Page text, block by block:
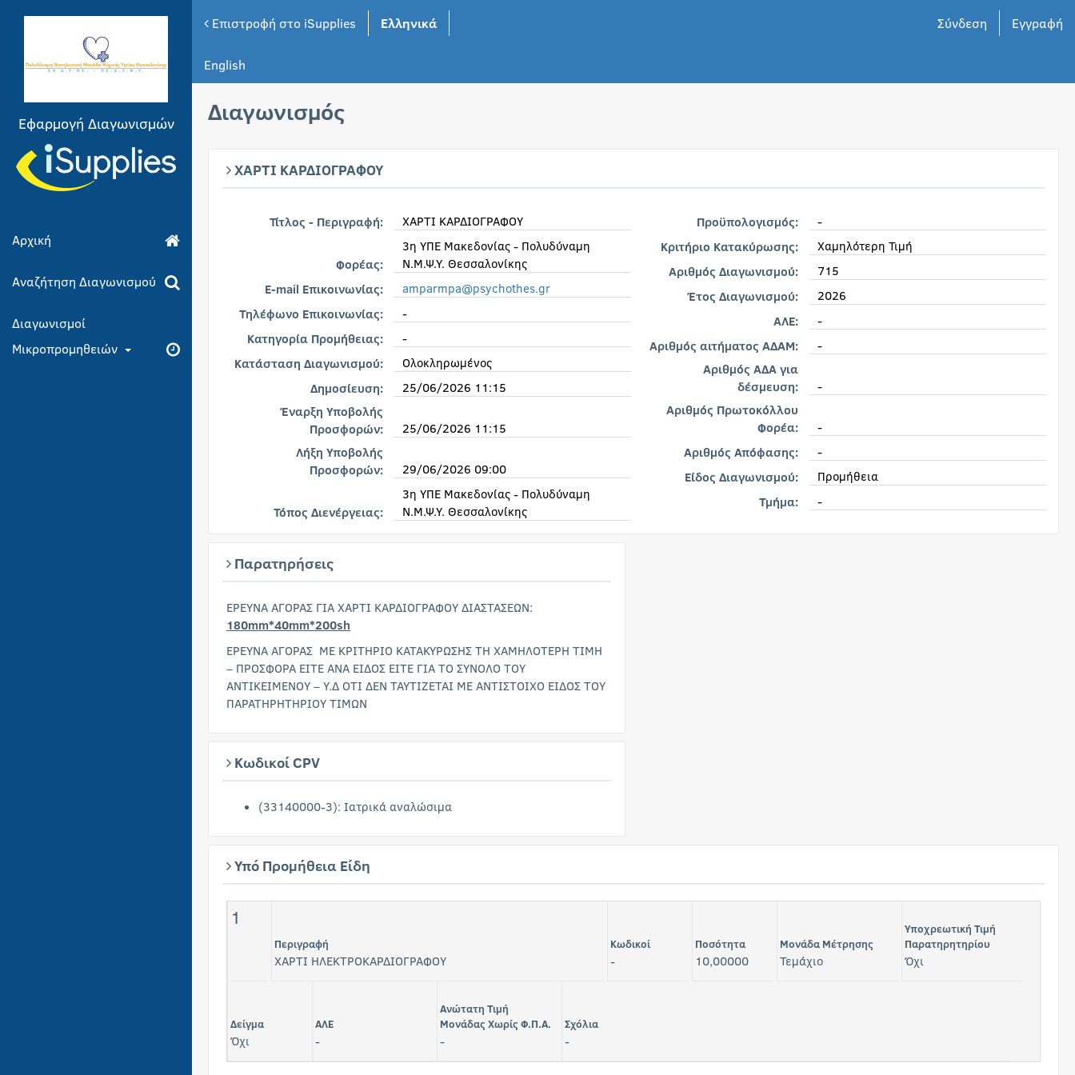
Εφαρμογή Διαγωνισμών
Αρχική
Αναζήτηση Διαγωνισμού
Διαγωνισμοί
Μικροπρομηθειών
Επιστροφή στο iSupplies Ελληνικά
English
Εγγραφή
Σύνδεση
Διαγωνισμός
ΧΑΡΤΙ ΚΑΡΔΙΟΓΡΑΦΟΥ
Τίτλος - Περιγραφή: ΧΑΡΤΙ ΚΑΡΔΙΟΓΡΑΦΟΥ
Φορέας:
3η ΥΠΕ Μακεδονίας - Πολυδύναμη
Ν.Μ.Ψ.Υ. Θεσσαλονίκης
E-mail Επικοινωνίας:
amparmpa@psychothes.gr
Τηλέφωνο Επικοινωνίας:
-
Κατηγορία Προμήθειας:
-
Κατάσταση Διαγωνισμού:
Ολοκληρωμένος
Δημοσίευση:
25/06/2026 11:15
Έναρξη Υποβολής
Προσφορών:
25/06/2026 11:15
Λήξη Υποβολής
Προσφορών:
29/06/2026 09:00
Τόπος Διενέργειας:
3η ΥΠΕ Μακεδονίας - Πολυδύναμη
Ν.Μ.Ψ.Υ. Θεσσαλονίκης
Προϋπολογισμός:
-
Κριτήριο Κατακύρωσης:
Χαμηλότερη Τιμή
Αριθμός Διαγωνισμού:
715
Έτος Διαγωνισμού:
2026
ΑΛΕ:
-
Αριθμός αιτήματος ΑΔΑΜ:
-
Αριθμός ΑΔΑ για
δέσμευση:
-
Αριθμός Πρωτοκόλλου
Φορέα:
-
Αριθμός Απόφασης:
-
Είδος Διαγωνισμού:
Προμήθεια
Τμήμα:
-
Παρατηρήσεις
ΕΡΕΥΝΑ ΑΓΟΡΑΣ ΓΙΑ ΧΑΡΤΙ ΚΑΡΔΙΟΓΡΑΦΟΥ ΔΙΑΣΤΑΣΕΩΝ:
180mm*40mm*200sh
ΕΡΕΥΝΑ ΑΓΟΡΑΣ ΜΕ ΚΡΙΤΗΡΙΟ ΚΑΤΑΚΥΡΩΣΗΣ ΤΗ ΧΑΜΗΛΟΤΕΡΗ ΤΙΜΗ
– ΠΡΟΣΦΟΡΑ ΕΙΤΕ ΑΝΑ ΕΙΔΟΣ ΕΙΤΕ ΓΙΑ ΤΟ ΣΥΝΟΛΟ ΤΟΥ
ΑΝΤΙΚΕΙΜΕΝΟΥ – Υ.Δ ΟΤΙ ΔΕΝ ΤΑΥΤΙΖΕΤΑΙ ΜΕ ΑΝΤΙΣΤΟΙΧΟ ΕΙΔΟΣ ΤΟΥ
ΠΑΡΑΤΗΡΗΤΗΡΙΟΥ ΤΙΜΩΝ
Κωδικοί CPV
(33140000-3): Ιατρικά αναλώσιμα
Υπό Προμήθεια Είδη
1
Περιγραφή
ΧΑΡΤΙ ΗΛΕΚΤΡΟΚΑΡΔΙΟΓΡΑΦΟΥ
Κωδικοί
-
Ποσότητα
10,00000
Μονάδα Μέτρησης
Τεμάχιο
Υποχρεωτική Τιμή
Παρατηρητηρίου
Όχι
Δείγμα
Όχι
ΑΛΕ
-
Ανώτατη Τιμή
Μονάδας Χωρίς Φ.Π.Α.
-
Σχόλια
-